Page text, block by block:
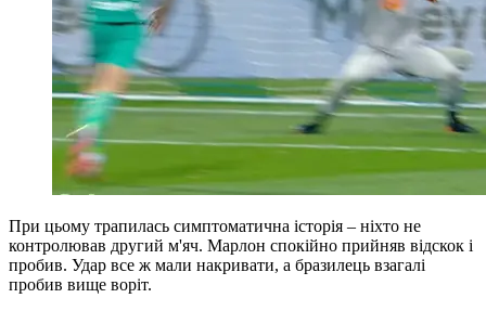
При цьому трапилась симптоматична історія – ніхто не
контролював другий м'яч. Марлон спокійно прийняв відскок і
пробив. Удар все ж мали накривати, а бразилець взагалі
пробив вище воріт.